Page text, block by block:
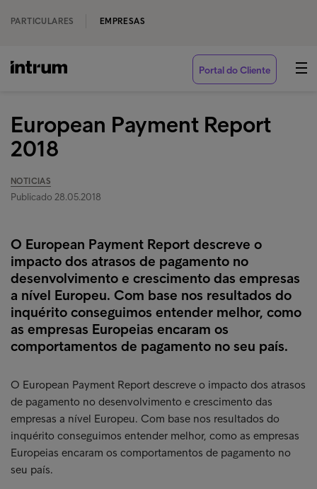
PARTICULARES EMPRESAS
Portal do Cliente
European Payment Report
2018
NOTICIAS
Publicado 28.05.2018
O European Payment Report descreve o
impacto dos atrasos de pagamento no
desenvolvimento e crescimento das empresas
a nível Europeu. Com base nos resultados do
inquérito conseguimos entender melhor, como
as empresas Europeias encaram os
comportamentos de pagamento no seu país.
O European Payment Report descreve o impacto dos atrasos
de pagamento no desenvolvimento e crescimento das
empresas a nível Europeu. Com base nos resultados do
inquérito conseguimos entender melhor, como as empresas
Europeias encaram os comportamentos de pagamento no
seu país.